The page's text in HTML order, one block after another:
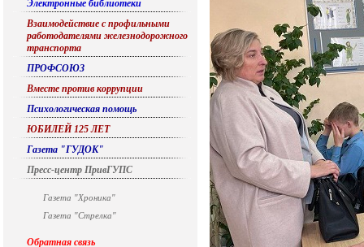
Электронные библиотеки
Взаимодействие с профильными
работодателями железнодорожного
транспорта
ПРОФСОЮЗ
Вместе против коррупции
Психологическая помощь
ЮБИЛЕЙ 125 ЛЕТ
Газета "ГУДОК"
Пресс-центр ПривГУПС
Газета "Хроника"
Газета "Стрелка"
Обратная связь